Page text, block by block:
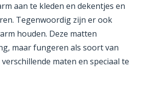
aan te kleden en dekentjes en
Tegenwoordig zijn er ook
houden. Deze matten
maar fungeren als soort van
maten en speciaal te